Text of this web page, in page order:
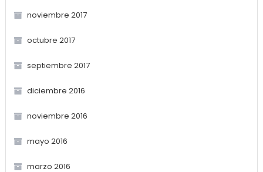
noviembre 2017
octubre 2017
septiembre 2017
diciembre 2016
noviembre 2016
mayo 2016
marzo 2016